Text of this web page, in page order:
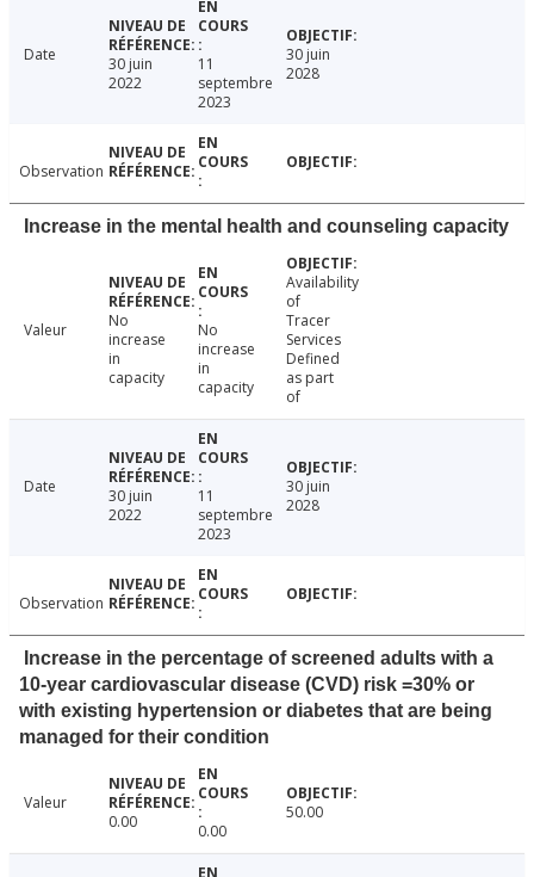
Date
30 juin
2022
11
septembre
2023
30 juin
2028
Observation
Increase in the mental health and counseling capacity
Valeur
No
increase
in
capacity
No
increase
in
capacity
Availability
of
Tracer
Services
Defined
as part
of
Date
30 juin
2022
11
septembre
2023
30 juin
2028
Observation
Increase in the percentage of screened adults with a
10-year cardiovascular disease (CVD) risk =30% or
with existing hypertension or diabetes that are being
managed for their condition
Valeur
0.00
0.00
50.00